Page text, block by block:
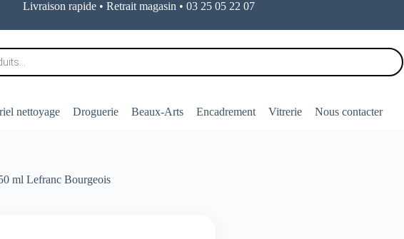
Livraison rapide • Retrait magasin • 03 25 05 22 07
nettoyage Droguerie Beaux-Arts Encadrement Vitrerie Nous contacter
ml Lefranc Bourgeois